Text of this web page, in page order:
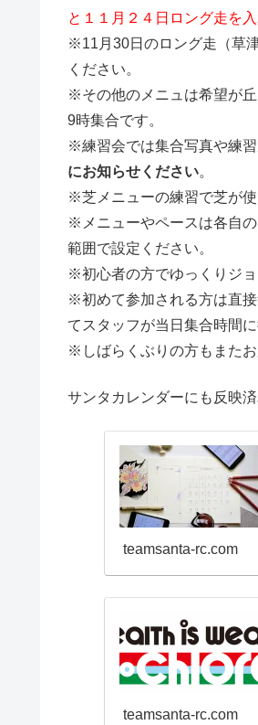
と１１月２４日ロング走を
※11月30日のロング走（草
ください。
※その他のメニュは希望が
9時集合です。
※練習会では集合写真や練習
にお知らせください。
※芝メニューの練習で芝が
※メニューやペースは各自
範囲で設定ください。
※初心者の方でゆっくりジ
※初めて参加される方は直
てスタッフが当日集合時間
※しばらくぶりの方もまたお
サンタカレンダーにも反映済
teamsanta-rc.com
teamsanta-rc.com